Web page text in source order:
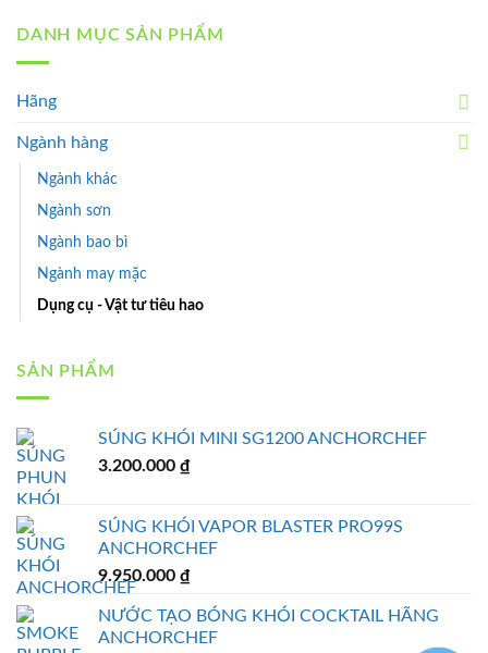
DANH MỤC SẢN PHẨM
Hãng
Ngành hàng
Ngành khác
Ngành sơn
Ngành bao bì
Ngành may mặc
Dụng cụ - Vật tư tiêu hao
SẢN PHẨM
SÚNG KHÓI MINI SG1200 ANCHORCHEF
3.200.000 ₫
SÚNG KHÓI VAPOR BLASTER PRO99S
ANCHORCHEF
9.950.000 ₫
NƯỚC TẠO BÓNG KHÓI COCKTAIL HÃNG
ANCHORCHEF